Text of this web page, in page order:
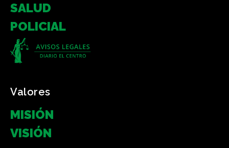
SALUD
POLICIAL
Valores
MISIÓN
VISIÓN